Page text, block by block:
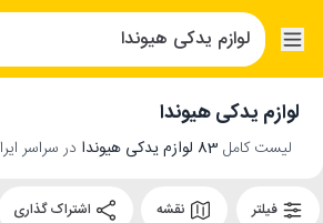
لوازم یدکی هیوندا
لیست کامل 83 لوازم یدکی هیوندا در سراسر
فیلتر نقشه